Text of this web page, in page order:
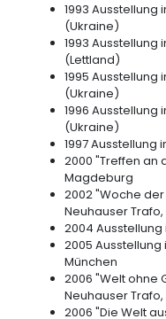
1993 Ausstellung
(Ukraine)
1993 Ausstellung
(Lettland)
1995 Ausstellung
(Ukraine)
1996 Ausstellung
(Ukraine)
1997 Ausstellung
2000 "Treffen an
Magdeburg
2002 "Woche
Neuhauser
2004
2005
München
2006 "Welt ohne
Neuhauser
2006 "Die Welt